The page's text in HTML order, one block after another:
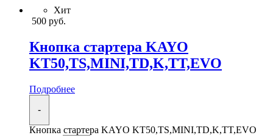
Хит
500 руб.
Кнопка стартера KAYO
KT50,TS,MINI,TD,K,TT,EVO
Подробнее
-
Кнопка стартера KAYO KT50,TS,MINI,TD,K,TT,EVO